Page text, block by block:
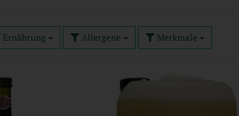
Ernährung Allergene Merkmale